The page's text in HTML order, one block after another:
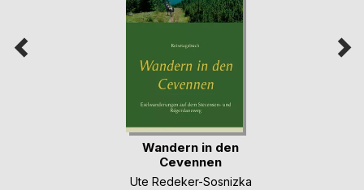
Wandern in den
Cevennen
Ute Redeker-Sosnizka